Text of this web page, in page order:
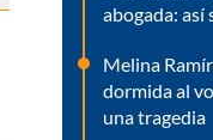
abogada: así
Melina
dormida al
una tragedia